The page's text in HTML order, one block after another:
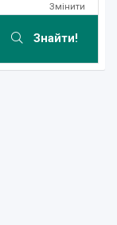
Змінити
Знайти!